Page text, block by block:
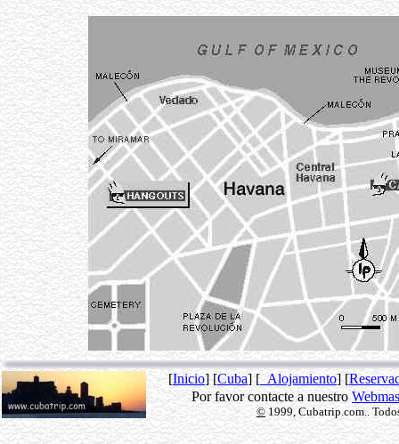
[Inicio] [Cuba] [Alojamiento] [
Por favor contacte a nuestro
©1999, Cubatrip.com..